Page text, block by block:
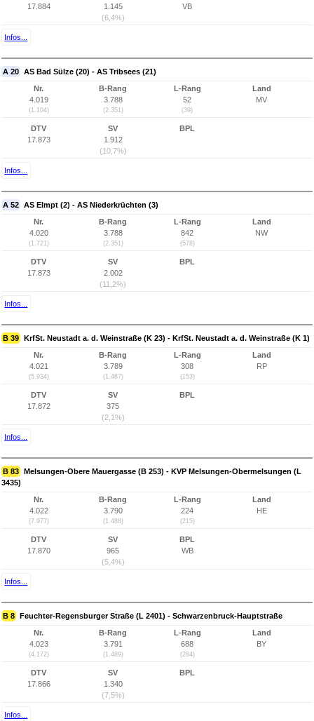
17.884
1.145
(6,4%)
VB
Infos...
A 20 AS Bad Sülze (20) - AS Tribsees (21)
Nr.
4.019
(1.104)
B-Rang
3.788
(2.351)
L-Rang
52
(39)
Land
MV
DTV
17.873
SV
1.912
(10,7%)
BPL
Infos...
A 52 AS Elmpt (2) - AS Niederkrüchten (3)
Nr.
4.020
(1.721)
B-Rang
3.788
(2.351)
L-Rang
842
(578)
Land
NW
DTV
17.873
SV
2.002
(11,2%)
BPL
Infos...
B 39 KrfSt. Neustadt a. d. Weinstraße (K 23) - KrfSt. Neustadt a. d. Weinstraße (K 1)
Nr.
4.021
(5.934)
B-Rang
3.789
(1.487)
L-Rang
308
(153)
Land
RP
DTV
17.872
SV
375
(2,1%)
BPL
Infos...
B 83 Melsungen-Obere Mauergasse (B 253) - KVP Melsungen-Obermelsungen (L
3435)
Nr.
4.022
(7.977)
B-Rang
3.790
(1.488)
L-Rang
224
(215)
Land
HE
DTV
17.870
SV
965
(5,4%)
BPL
WB
Infos...
B 8 Feuchter-Regensburger Straße (L 2401) - Schwarzenbruck-Hauptstraße
Nr.
4.023
(4.172)
B-Rang
3.791
(1.489)
L-Rang
688
(284)
Land
BY
DTV
17.866
SV
1.340
(7,5%)
BPL
Infos...